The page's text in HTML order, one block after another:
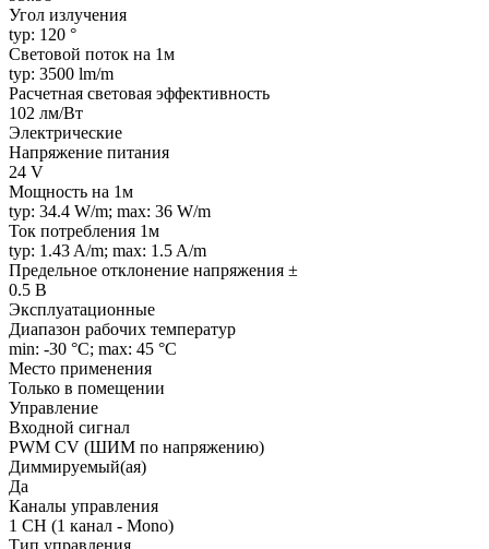
Угол излучения
typ: 120 °
Световой поток на 1м
typ: 3500 lm/m
Расчетная световая эффективность
102 лм/Вт
Электрические
Напряжение питания
24 V
Мощность на 1м
typ: 34.4 W/m; max: 36 W/m
Ток потребления 1м
typ: 1.43 A/m; max: 1.5 A/m
Предельное отклонение напряжения ±
0.5 В
Эксплуатационные
Диапазон рабочих температур
min: -30 °C; max: 45 °C
Место применения
Только в помещении
Управление
Входной сигнал
PWM СV (ШИМ по напряжению)
Диммируемый(ая)
Да
Каналы управления
1 CH (1 канал - Mono)
Тип управления